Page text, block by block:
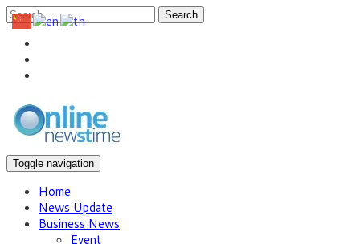
Search
Toggle navigation
Home
News Update
Business News
Event